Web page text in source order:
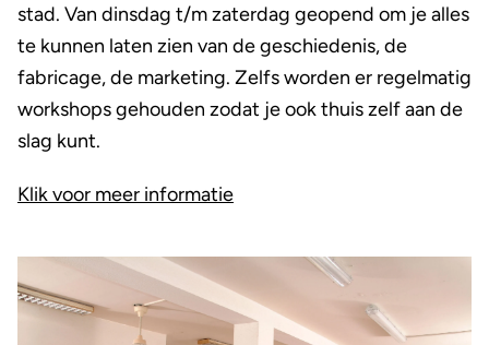
stad. Van dinsdag t/m zaterdag geopend om je alles
te kunnen laten zien van de geschiedenis, de
fabricage, de marketing. Zelfs worden er regelmatig
workshops gehouden zodat je ook thuis zelf aan de
slag kunt.
Klik voor meer informatie